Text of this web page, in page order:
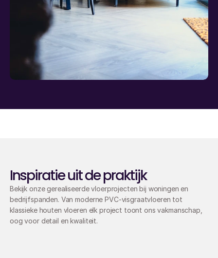
Inspiratie uit de praktijk
Bekijk onze gerealiseerde vloerprojecten bij woningen en
bedrijfspanden. Van moderne PVC-visgraatvloeren tot
klassieke houten vloeren elk project toont ons vakmanschap,
oog voor detail en kwaliteit.